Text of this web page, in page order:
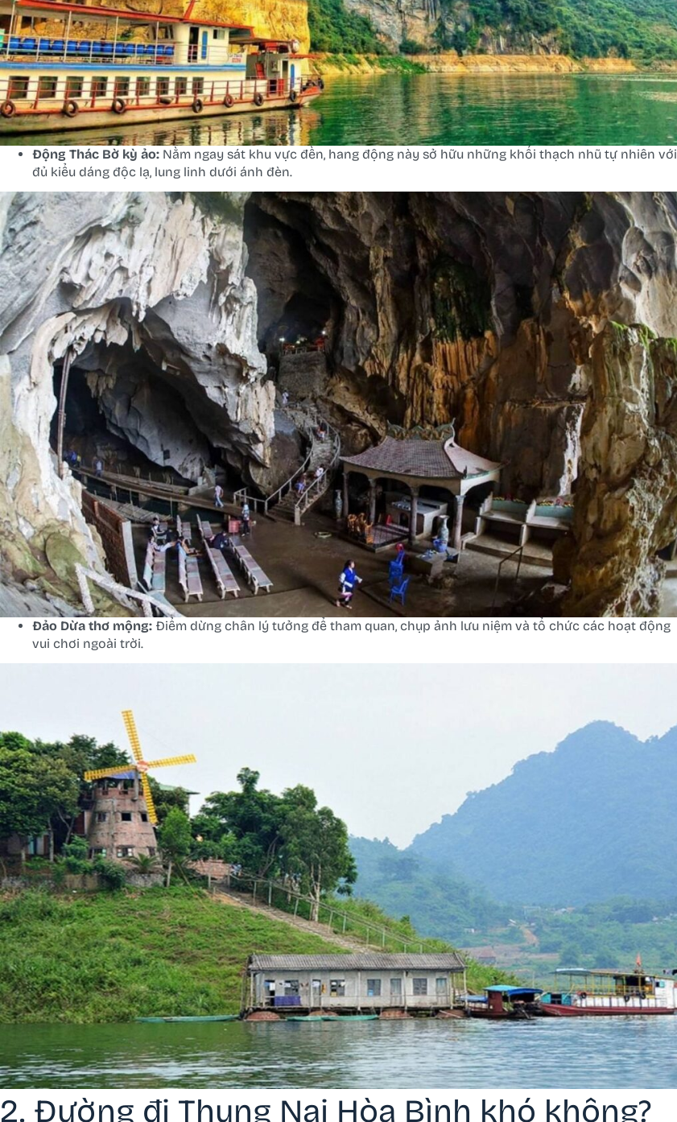
Động Thác Bờ kỳ ảo: Nằm ngay sát khu vực đền, hang động này sở hữu những khối thạch nhũ tự nhiên với
đủ kiểu dáng độc lạ, lung linh dưới ánh đèn.
Đảo Dừa thơ mộng: Điểm dừng chân lý tưởng để tham quan, chụp ảnh lưu niệm và tổ chức các hoạt động
vui chơi ngoài trời.
2. Đường đi Thung Nai Hòa Bình khó không?